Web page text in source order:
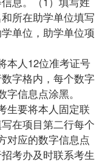
所在助学单位填写
单位，助学单位项
人12位准考证号
字格内，每个数字
信息点涂黑。
要将本人固定联
在项目第二行每个
对应的数字信息点
考办及时联系考生